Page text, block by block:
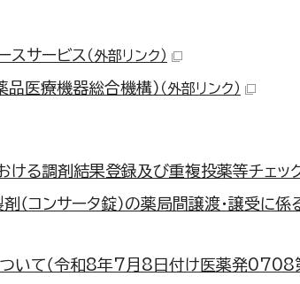
スサービス （外部リンク）
医療機器総合機構） （外部リンク）
ける調剤結果登録及び重複投薬等チェ
（コンサータ錠）の薬局間譲渡・譲受に
いて（令和8年7月8日付け医薬発0708